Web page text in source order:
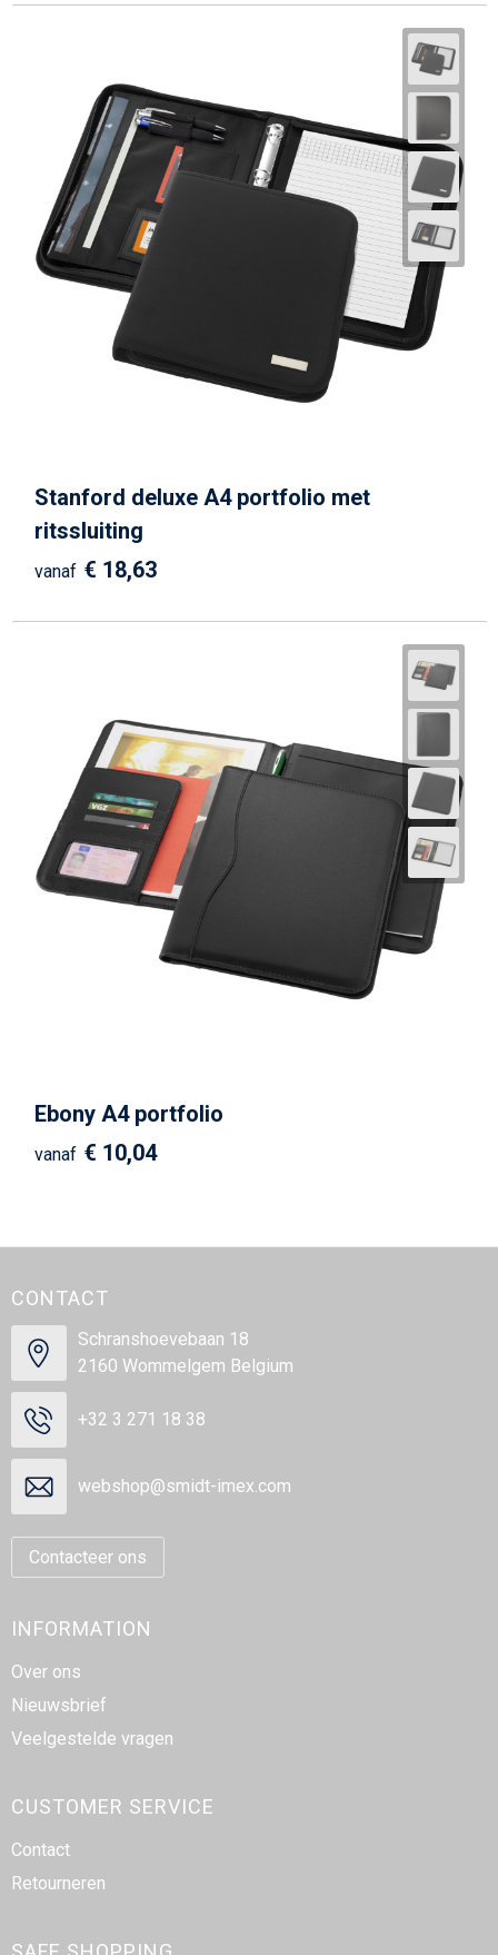
Stanford deluxe A4 portfolio met
ritssluiting
vanaf € 18,63
Ebony A4 portfolio
vanaf € 10,04
CONTACT
Schranshoevebaan 18
2160 Wommelgem Belgium
+32 3 271 18 38
webshop@smidt-imex.com
Contacteer ons
INFORMATION
Over ons
Nieuwsbrief
Veelgestelde vragen
CUSTOMER SERVICE
Contact
Retourneren